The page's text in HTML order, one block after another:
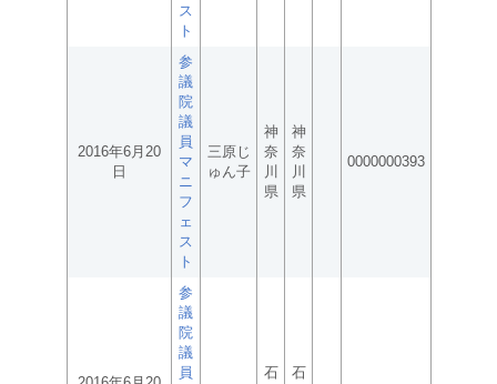
ス
ト
2016年6月20
日
参
議
院
議
員
マ
ニ
フ
ェ
ス
ト
三原じ
ゅん子
神
奈
川
県
神
奈
川
県
0000000393
参
議
院
議
員
石
石